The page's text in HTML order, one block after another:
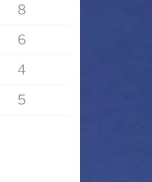
8
6
4
5